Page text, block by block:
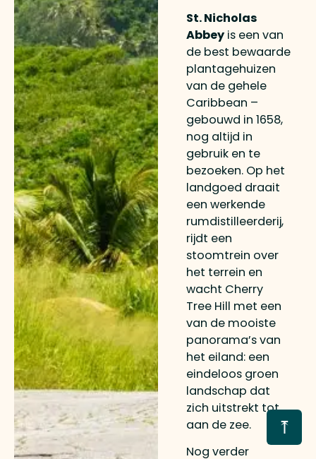
St. Nicholas
Abbey is een van
de best bewaarde
plantagehuizen
van de gehele
Caribbean –
gebouwd in 1658,
nog altijd in
gebruik en te
bezoeken. Op het
landgoed draait
een werkende
rumdistilleerderij,
rijdt een
stoomtrein over
het terrein en
wacht Cherry
Tree Hill met een
van de mooiste
panorama’s van
het eiland: een
eindeloos groen
landschap dat
zich uitstrekt tot
aan de zee.
Nog verder
⤒